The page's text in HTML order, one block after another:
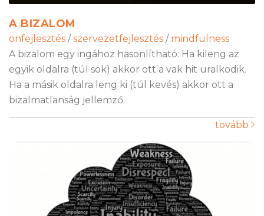
A BIZALOM
önfejlesztés / szervezetfejlesztés / mindfulness
A bizalom egy ingához hasonlítható: Ha kileng az
egyik oldalra (túl sok) akkor ott a vak hit uralkodik.
Ha a másik oldalra leng ki (túl kevés) akkor ott a
bizalmatlanság jellemző.
tovább